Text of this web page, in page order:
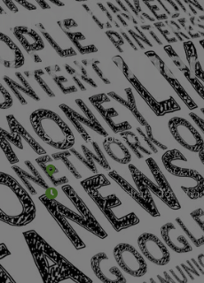
Sede Campestre:
Estrada Governador
De terça-feira a